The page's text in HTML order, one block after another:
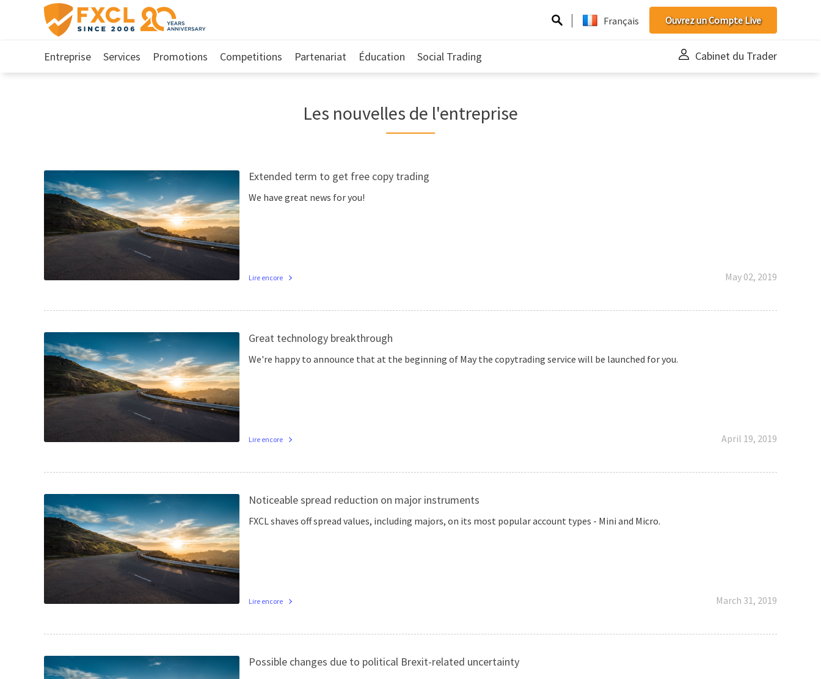
Français Ouvrez un Compte Live
Entreprise Services Promotions Competitions Partenariat Éducation Social Trading Cabinet du Trader
Les nouvelles de l'entreprise
Extended term to get free copy trading
We have great news for you!
Lire encore May 02, 2019
Great technology breakthrough
We're happy to announce that at the beginning of May the copytrading service will be launched for you.
Lire encore April 19, 2019
Noticeable spread reduction on major instruments
FXCL shaves off spread values, including majors, on its most popular account types - Mini and Micro.
Lire encore March 31, 2019
Possible changes due to political Brexit-related uncertainty